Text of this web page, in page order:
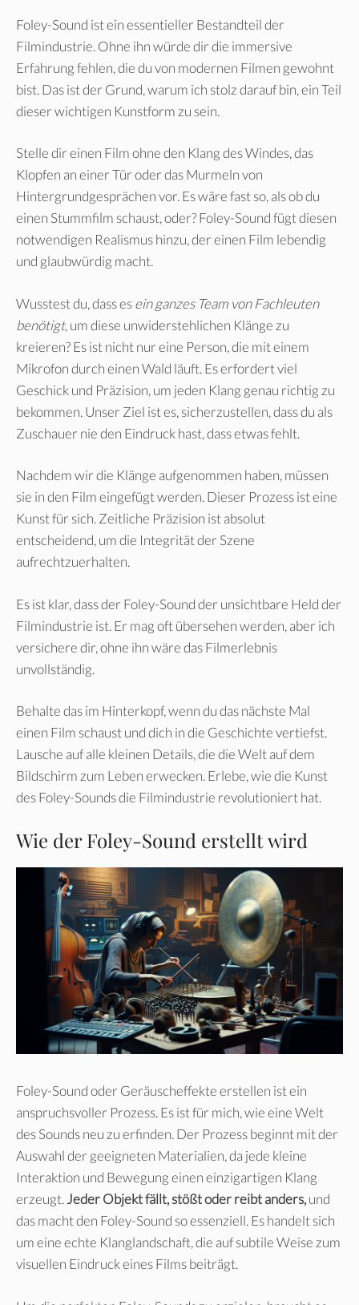
Foley-Sound ist ein essentieller Bestandteil der
Filmindustrie. Ohne ihn würde dir die immersive
Erfahrung fehlen, die du von modernen Filmen gewohnt
bist. Das ist der Grund, warum ich stolz darauf bin, ein Teil
dieser wichtigen Kunstform zu sein.
Stelle dir einen Film ohne den Klang des Windes, das
Klopfen an einer Tür oder das Murmeln von
Hintergrundgesprächen vor. Es wäre fast so, als ob du
einen Stummfilm schaust, oder? Foley-Sound fügt diesen
notwendigen Realismus hinzu, der einen Film lebendig
und glaubwürdig macht.
Wusstest du, dass esein ganzes Team von Fachleuten
benötigt, um diese unwiderstehlichen Klänge zu
kreieren? Es ist nicht nur eine Person, die mit einem
Mikrofon durch einen Wald läuft. Es erfordert viel
Geschick und Präzision, um jeden Klang genau richtig zu
bekommen. Unser Ziel ist es, sicherzustellen, dass du als
Zuschauer nie den Eindruck hast, dass etwas fehlt.
Nachdem wir die Klänge aufgenommen haben, müssen
sie in den Film eingefügt werden. Dieser Prozess ist eine
Kunst für sich. Zeitliche Präzision ist absolut
entscheidend, um die Integrität der Szene
aufrechtzuerhalten.
Es ist klar, dass der Foley-Sound der unsichtbare Held der
Filmindustrie ist. Er mag oft übersehen werden, aber ich
versichere dir, ohne ihn wäre das Filmerlebnis
unvollständig.
Behalte das im Hinterkopf, wenn du das nächste Mal
einen Film schaust und dich in die Geschichte vertiefst.
Lausche auf alle kleinen Details, die die Welt auf dem
Bildschirm zum Leben erwecken. Erlebe, wie die Kunst
des Foley-Sounds die Filmindustrie revolutioniert hat.
Wie der Foley-Sound erstellt wird
Foley-Sound oder Geräuscheffekte erstellen ist ein
anspruchsvoller Prozess. Es ist für mich, wie eine Welt
des Sounds neu zu erfinden. Der Prozess beginnt mit der
Auswahl der geeigneten Materialien, da jede kleine
Interaktion und Bewegung einen einzigartigen Klang
erzeugt.Jeder Objekt fällt, stößt oder reibt anders,und
das macht den Foley-Sound so essenziell. Es handelt sich
um eine echte Klanglandschaft, die auf subtile Weise zum
visuellen Eindruck eines Films beiträgt.